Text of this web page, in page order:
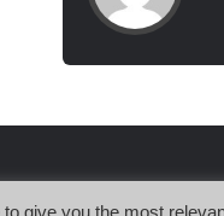
give you the most